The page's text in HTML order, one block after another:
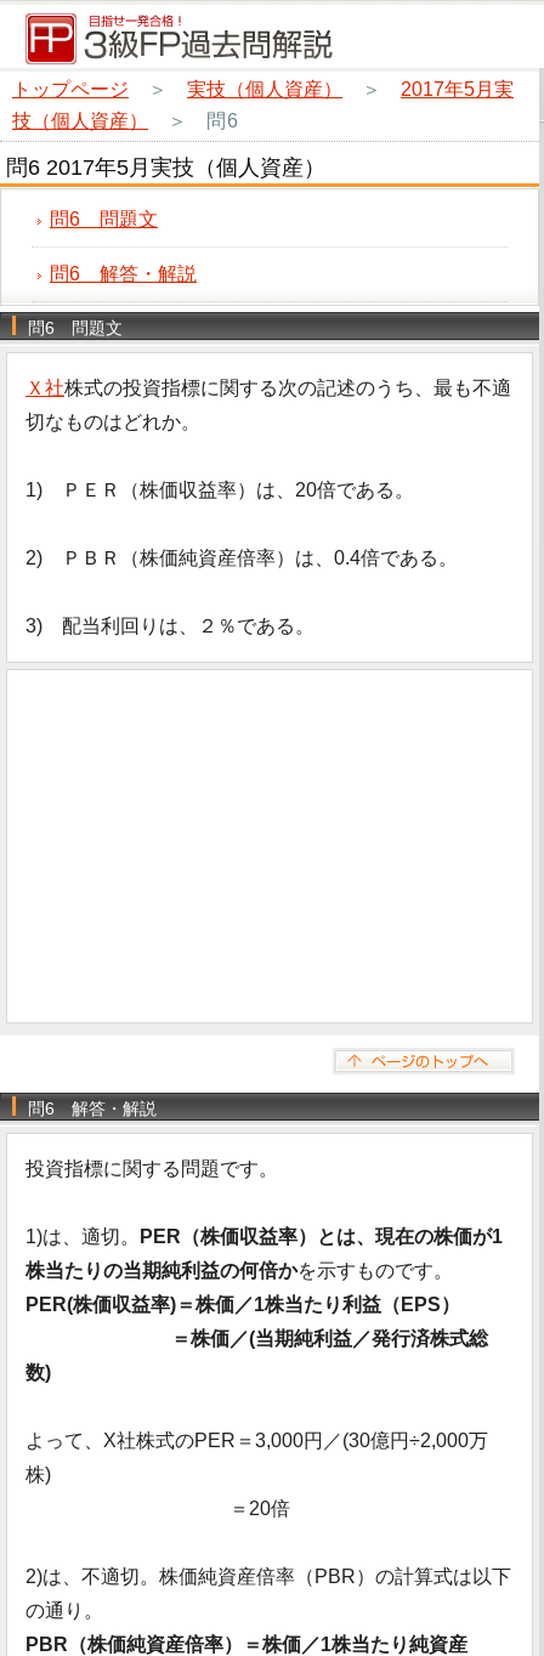
トップページ ＞ 実技（個人資産） ＞ 2017年5月実
技（個人資産）
＞ 問6
問6 2017年5月実技（個人資産）
問6 問題文
問6 解答・解説
問6 問題文
Ｘ社株式の投資指標に関する次の記述のうち、最も不適
切なものはどれか。
1) ＰＥＲ（株価収益率）は、20倍である。
2) ＰＢＲ（株価純資産倍率）は、0.4倍である。
3) 配当利回りは、２％である。
問6 解答・解説
投資指標に関する問題です。
1)は、適切。
PER（株価収益率）とは、現在の株価が1
株当たりの当期純利益の何倍かを示すものです。
PER(株価収益率)＝株価／1株当たり利益（EPS）
＝株価／(当期純利益／発行済株式総
数)
よって、X社株式のPER＝3,000円／(30億円÷2,000万
株)
＝20倍
2)は、不適切。株価純資産倍率（PBR）の計算式は以下
の通り。
PBR（株価純資産倍率）＝株価／1株当たり純資産